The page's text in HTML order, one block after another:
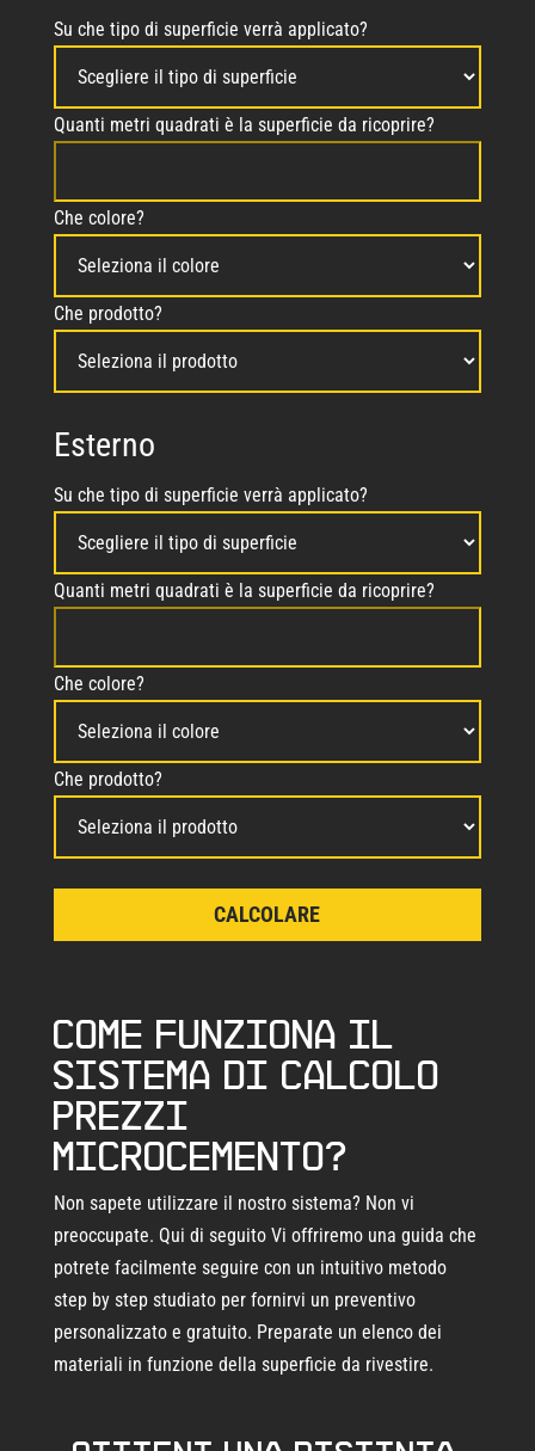
Su che tipo di superficie verrà applicato?
Quanti metri quadrati è la superficie da ricoprire?
Che colore?
Che prodotto?
Esterno
Su che tipo di superficie verrà applicato?
Quanti metri quadrati è la superficie da ricoprire?
Che colore?
Che prodotto?
Come funziona il
sistema di calcolo
prezzi
microcemento?
Non sapete utilizzare il nostro sistema? Non vi
preoccupate. Qui di seguito Vi offriremo una guida che
potrete facilmente seguire con un intuitivo metodo
step by step studiato per fornirvi un preventivo
personalizzato e gratuito. Preparate un elenco dei
materiali in funzione della superficie da rivestire.